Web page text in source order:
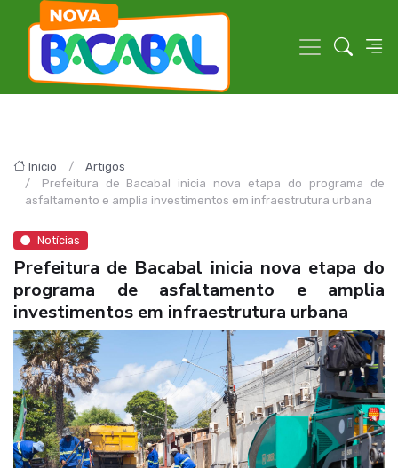
Início
Artigos
Prefeitura de Bacabal inicia nova etapa do programa de
asfaltamento e amplia investimentos em infraestrutura urbana
Notícias
Prefeitura de Bacabal inicia nova etapa do
programa de asfaltamento e amplia
investimentos em infraestrutura urbana